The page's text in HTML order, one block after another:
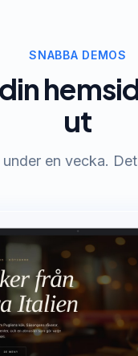
SNABBA DEMOS
ut
en vecka.